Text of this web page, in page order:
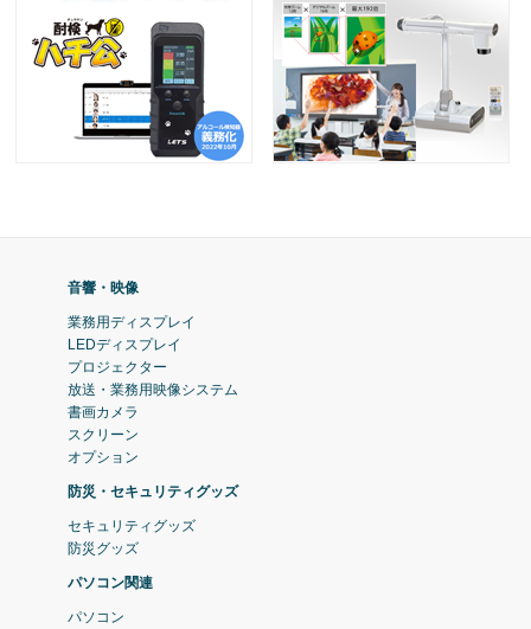
音響・映像
業務用ディスプレイ
LEDディスプレイ
プロジェクター
放送・業務用映像システム
書画カメラ
スクリーン
オプション
防災・セキュリティグッズ
セキュリティグッズ
防災グッズ
パソコン関連
パソコン